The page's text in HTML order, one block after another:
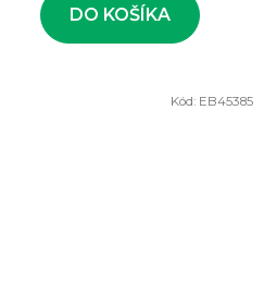
DO KOŠÍKA
Kód: EB45385